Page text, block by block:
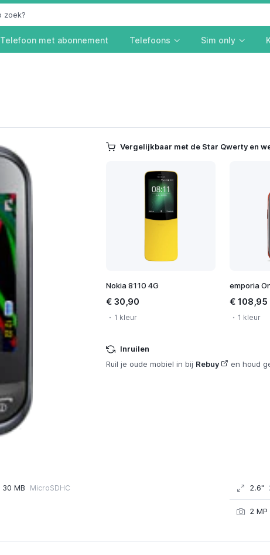
Telefoon met abonnement Telefoons Sim only
Vergelijkbaar met de Star Qwerty en
Nokia 8110 4G
€ 30,90
1 kleur
emporia
€ 108,95
1 kleur
Inruilen
Ruil je oude mobiel in bij Rebuy en houd
30 MB MicroSDHC 2.6"
2 MP